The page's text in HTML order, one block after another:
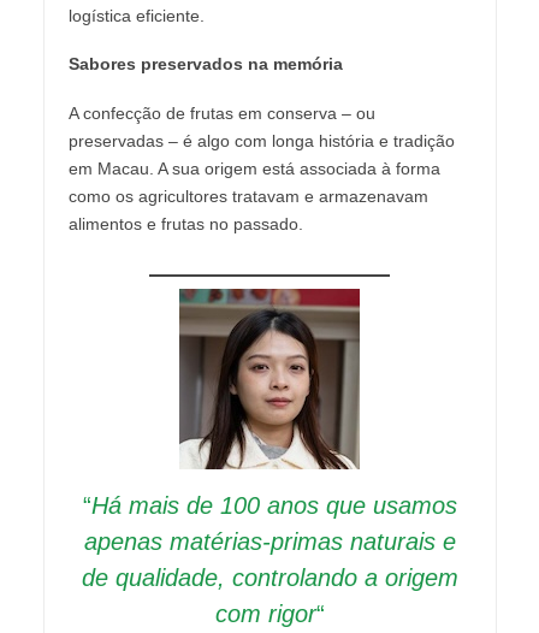
logística eficiente.
Sabores preservados na memória
A confecção de frutas em conserva – ou
preservadas – é algo com longa história e tradição
em Macau. A sua origem está associada à forma
como os agricultores tratavam e armazenavam
alimentos e frutas no passado.
“Há mais de 100 anos que usamos
apenas matérias-primas naturais e
de qualidade, controlando a origem
com rigor“